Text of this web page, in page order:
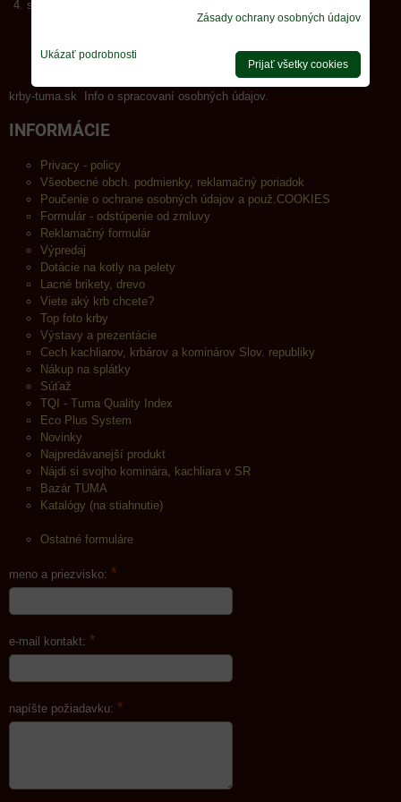
sklad :
krby-tuma.sk Info o spracovaní osobných údajov.
INFORMÁCIE
Privacy - policy
Všeobecné obch. podmienky, reklamačný poriadok
Poučenie o ochrane osobných údajov a použ.COOKIES
Formulár - odstúpenie od zmluvy
Reklamačný formulár
Výpredaj
Dotácie na kotly na pelety
Lacné brikety, drevo
Viete aký krb chcete?
Top foto krby
Výstavy a prezentácie
Cech kachliarov, krbárov a kominárov Slov. republiky
Nákup na splátky
Súťaž
TQI - Tuma Quality Index
Eco Plus System
Novinky
Najpredávanejší produkt
Nájdi si svojho kominára, kachliara v SR
Bazár TUMA
Katalógy (na stiahnutie)
Ostatné formuláre
meno a priezvisko: *
e-mail kontakt: *
napíšte požiadavku: *
Zásady ochrany osobných údajov
Ukázať podrobnosti
Prijať všetky cookies